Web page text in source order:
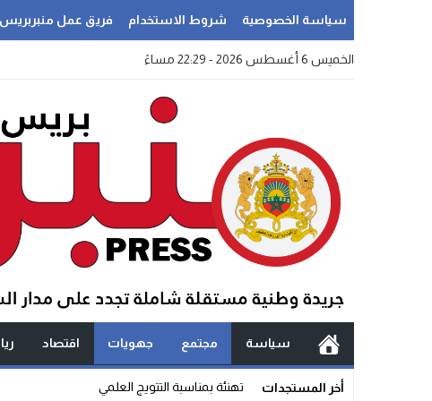
سياسة الخصوصية شروط الاستخدام فريق عمل منبربريس
الخميس 6 أغسطس 2026 - 22:29 مساءً
سياسة مجتمع جهويات اقتصاد
أخر المستجدات _